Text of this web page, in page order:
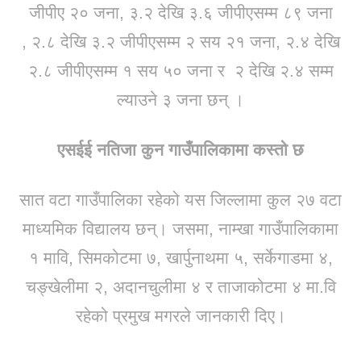
जीपीए २० जना, ३.२ देखि ३.६ जीपीएसम्म ८९ जना
, २.८ देखि ३.२ जीपीएसम्म २ सय २१ जना, २.४ देखि
२.८ जीपीएसम्म १ सय ५० जना र २ देखि २.४ सम्म
ल्याउने ३ जना छन् ।
एसईई नतिजा कुन गाउँपालिकामा कस्तो छ
सात वटा गाउँपालिका रहेको यस जिल्लामा कुल २७ वटा
माध्यमिक विद्यालय छन्। जसमा, नाम्खा गाउँपालिकामा
१ मावि, सिमकोटमा ७, खार्पुनाथमा ५, सर्केगाडमा ४,
चङ्खेलीमा २, अदानचुलीमा ४ र ताजाकोटमा ४ मा.वि
रहेको प्रमुख मगरले जानकारी दिए।